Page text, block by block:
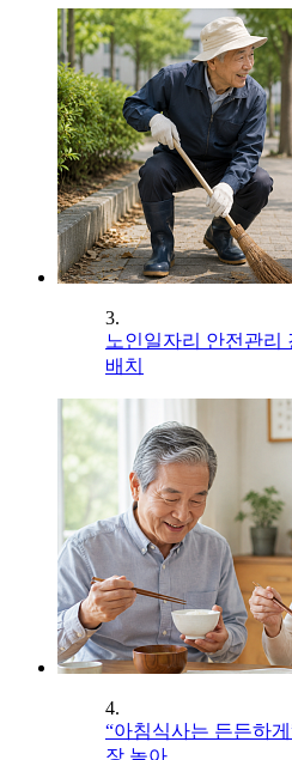
3.
노인일자리 안전관리
배치
4.
“아침식사는 든든하